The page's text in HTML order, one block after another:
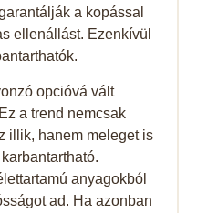
a kopással
ellenállást. Ezenkívül
opcióvá vált
a trend nemcsak
illik, hanem meleget is
anyagokból
ad. Ha azonban